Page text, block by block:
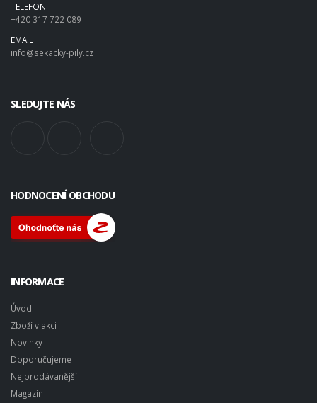
TELEFON
+420 317 722 089
EMAIL
info@sekacky-pily.cz
SLEDUJTE NÁS
HODNOCENÍ OBCHODU
INFORMACE
Úvod
Zboží v akci
Novinky
Doporučujeme
Nejprodávanější
Magazín